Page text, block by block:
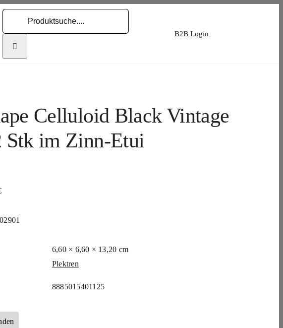
B2B Login
Celluloid Black Vintage
Stk im Zinn-Etui
6,60 × 6,60 × 13,20 cm
Plektren
8885015401125